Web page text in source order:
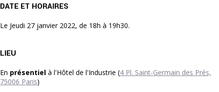
DATE ET HORAIRES
Le Jeudi 27 janvier 2022, de 18h à 19h30.
LIEU
En présentiel à l'Hôtel de l'Industrie (4 Pl. Saint-Germain des Prés,
75006 Paris)